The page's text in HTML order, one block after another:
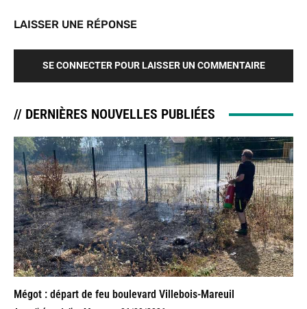
LAISSER UNE RÉPONSE
SE CONNECTER POUR LAISSER UN COMMENTAIRE
// DERNIÈRES NOUVELLES PUBLIÉES
Mégot : départ de feu boulevard Villebois-Mareuil